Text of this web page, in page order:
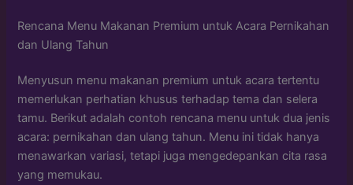
Rencana Menu Makanan Premium untuk Acara Pernikahan
dan Ulang Tahun
Menyusun menu makanan premium untuk acara tertentu
memerlukan perhatian khusus terhadap tema dan selera
tamu. Berikut adalah contoh rencana menu untuk dua jenis
acara: pernikahan dan ulang tahun. Menu ini tidak hanya
menawarkan variasi, tetapi juga mengedepankan cita rasa
yang memukau.